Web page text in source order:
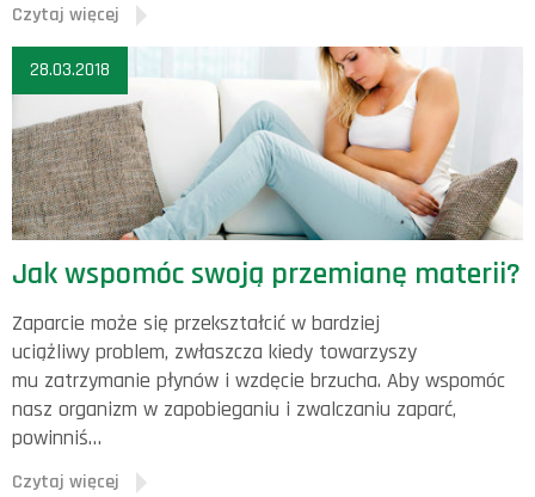
Czytaj więcej
28.03.2018
Jak wspomóc swoją przemianę materii?
Zaparcie może się przekształcić w bardziej
uciążliwy problem, zwłaszcza kiedy towarzyszy
mu zatrzymanie płynów i wzdęcie brzucha. Aby wspomóc
nasz organizm w zapobieganiu i zwalczaniu zaparć,
powinniś…
Czytaj więcej